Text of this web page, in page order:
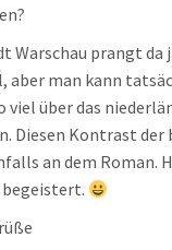
Warschau prangt
aber man kann
viel über das
Diesen Kontrast der
an dem Roman.